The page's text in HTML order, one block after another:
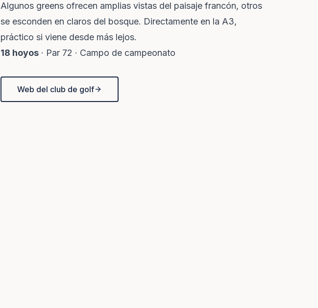
Algunos greens ofrecen amplias vistas del paisaje francón, otros
se esconden en claros del bosque. Directamente en la A3,
práctico si viene desde más lejos.
18 hoyos · Par 72 · Campo de campeonato
Web del club de golf